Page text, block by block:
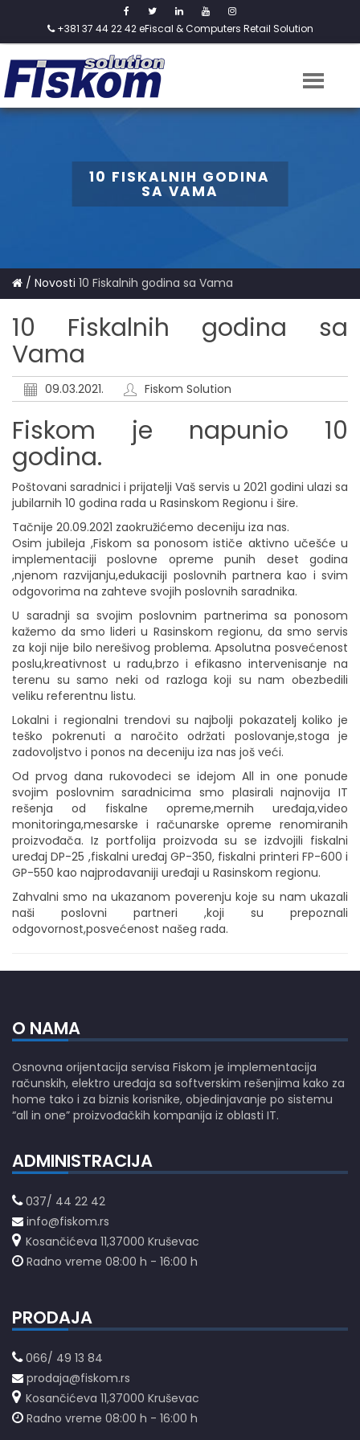
+381 37 44 22 42 eFiscal & Computers Retail Solution
10 FISKALNIH GODINA
SA VAMA
/ Novosti 10 Fiskalnih godina sa Vama
10 Fiskalnih godina sa
Vama
09.03.2021. Fiskom Solution
Fiskom je napunio 10
godina.
Poštovani saradnici i prijatelji Vaš servis u 2021 godini ulazi sa
jubilarnih 10 godina rada u Rasinskom Regionu i šire.
Tačnije 20.09.2021 zaokružićemo deceniju iza nas.
Osim jubileja ,Fiskom sa ponosom ističe aktivno učešće u
implementaciji poslovne opreme punih deset godina
,njenom razvijanju,edukaciji poslovnih partnera kao i svim
odgovorima na zahteve svojih poslovnih saradnika.
U saradnji sa svojim poslovnim partnerima sa ponosom
kažemo da smo lideri u Rasinskom regionu, da smo servis
za koji nije bilo nerešivog problema. Apsolutna posvećenost
poslu,kreativnost u radu,brzo i efikasno intervenisanje na
terenu su samo neki od razloga koji su nam obezbedili
veliku referentnu listu.
Lokalni i regionalni trendovi su najbolji pokazatelj koliko je
teško pokrenuti a naročito održati poslovanje,stoga je
zadovoljstvo i ponos na deceniju iza nas još veći.
Od prvog dana rukovodeci se idejom All in one ponude
svojim poslovnim saradnicima smo plasirali najnovija IT
rešenja od fiskalne opreme,mernih uređaja,video
monitoringa,mesarske i računarske opreme renomiranih
proizvođača. Iz portfolija proizvoda su se izdvojili fiskalni
uređaj DP-25 ,fiskalni uređaj GP-350, fiskalni printeri FP-600 i
GP-550 kao najprodavaniji uređaji u Rasinskom regionu.
Zahvalni smo na ukazanom poverenju koje su nam ukazali
naši poslovni partneri ,koji su prepoznali
odgovornost,posvećenost našeg rada.
O NAMA
Osnovna orijentacija servisa Fiskom je implementacija
računskih, elektro uređaja sa softverskim rešenjima kako za
home tako i za biznis korisnike, objedinjavanje po sistemu
“all in one” proizvođačkih kompanija iz oblasti IT.
ADMINISTRACIJA
037/ 44 22 42
info@fiskom.rs
Kosančićeva 11,37000 Kruševac
Radno vreme 08:00 h - 16:00 h
PRODAJA
066/ 49 13 84
prodaja@fiskom.rs
Kosančićeva 11,37000 Kruševac
Radno vreme 08:00 h - 16:00 h